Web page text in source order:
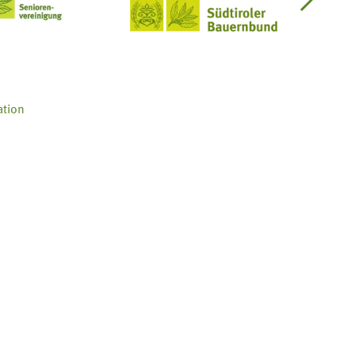
Seniorenvereinigung im SBB Südtiroler Bauernbund